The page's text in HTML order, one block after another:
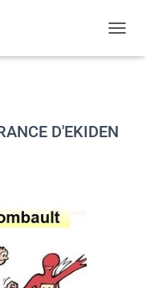
D'EKIDEN